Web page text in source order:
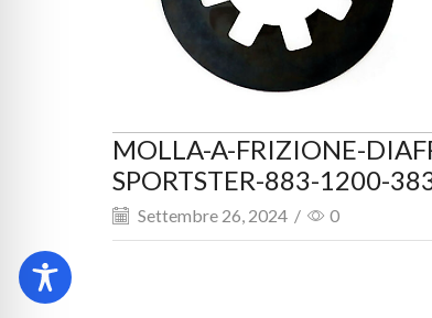
MOLLA-A-FRIZIONE-
SPORTSTER-883-1200-
Settembre 26, 2024 / 0